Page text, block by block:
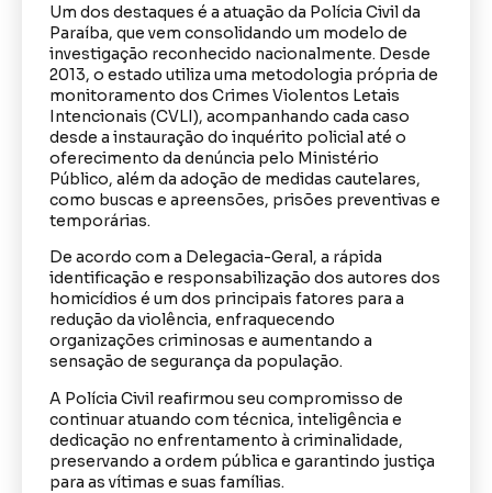
Um dos destaques é a atuação da Polícia Civil da
Paraíba, que vem consolidando um modelo de
investigação reconhecido nacionalmente. Desde
2013, o estado utiliza uma metodologia própria de
monitoramento dos Crimes Violentos Letais
Intencionais (CVLI), acompanhando cada caso
desde a instauração do inquérito policial até o
oferecimento da denúncia pelo Ministério
Público, além da adoção de medidas cautelares,
como buscas e apreensões, prisões preventivas e
temporárias.
De acordo com a Delegacia-Geral, a rápida
identificação e responsabilização dos autores dos
homicídios é um dos principais fatores para a
redução da violência, enfraquecendo
organizações criminosas e aumentando a
sensação de segurança da população.
A Polícia Civil reafirmou seu compromisso de
continuar atuando com técnica, inteligência e
dedicação no enfrentamento à criminalidade,
preservando a ordem pública e garantindo justiça
para as vítimas e suas famílias.